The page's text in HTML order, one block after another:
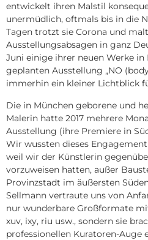
entwickelt ihren Malstil
unermüdlich, oftmals bis in die
Tagen trotzt sie Corona und
Ausstellungsabsagen in ganz
Juni einige ihrer neuen Werke
geplanten Ausstellung „NO
immerhin ein kleiner Lichtblick
Die in München geborene und
Malerin hatte 2017 mehrere
Ausstellung (ihre Premiere in
Wir wussten dieses
weil wir der Künstlerin
vorzuweisen hatten, außer
Provinzstadt im äußersten
Sellmann vertraute uns von
nur wunderbare Großformate
xuv, ixy, riu usw., sondern sie
professionellen Kuratoren-